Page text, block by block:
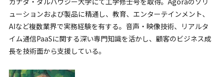
ューションおよび製品に精通し、教育、エンターテインメント、
AIなど複数業界で実務経験を有する。音声・映像技術、リアルタ
イム通信PaaSに関する深い専門知識を活かし、顧客のビジネス成
長を技術面から支援している。